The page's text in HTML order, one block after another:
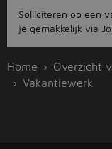
Solliciteren op een
je gemakkelijk via
Home Overzicht
Vakantiewerk